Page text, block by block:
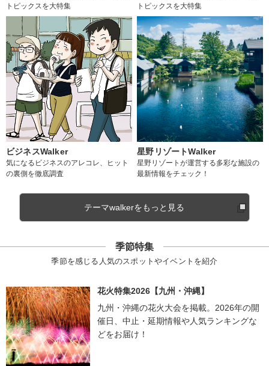
トピックスを大特集
トピックスを大特集
ビジネスWalker
気になるビジネスのアレコレ、ヒット
の裏側を徹底調査
星野リゾートWalker
星野リゾートが運営する多彩な施設の
最新情報をチェック！
テーマwalkerをもっと見る
季節特集
季節を感じる人気のスポットやイベントを紹介
花火特集2026【九州・沖縄】
九州・沖縄の花火大会を掲載。2026年の開
催日、中止・延期情報や人気ランキングな
どをお届け！